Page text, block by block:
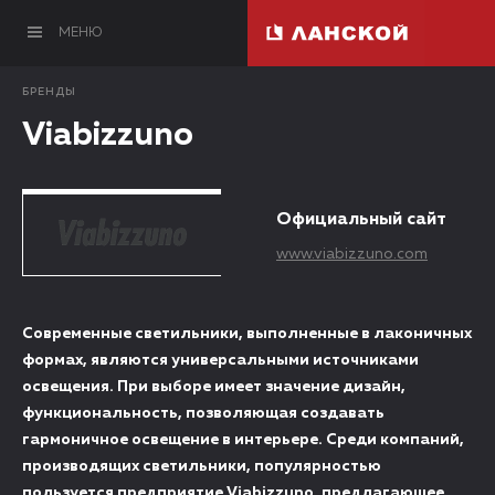
МЕНЮ
БРЕНДЫ
Viabizzuno
Официальный сайт
www.viabizzuno.com
Современные светильники, выполненные в лаконичных
формах, являются универсальными источниками
освещения. При выборе имеет значение дизайн,
функциональность, позволяющая создавать
гармоничное освещение в интерьере. Среди компаний,
производящих светильники, популярностью